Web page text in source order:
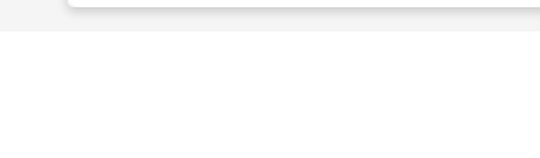
Museu Regional das Tradições Populares de Saratov